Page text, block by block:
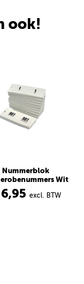
ook!
Nummerblok
Wit
excl. BTW